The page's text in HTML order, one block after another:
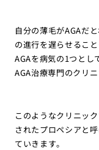
自分の薄毛がAGAだ
の進行を遅らせること
AGAを病気の1つとし
AGA治療専門のクリ
このようなクリニッ
されたプロペシアと
ていきます。